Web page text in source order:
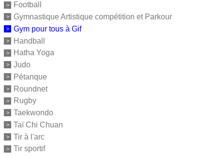
Football
Gymnastique Artistique compétition et Parkour
Gym pour tous à Gif
Handball
Hatha Yoga
Judo
Pétanque
Roundnet
Rugby
Taekwondo
Taï Chi Chuan
Tir à l'arc
Tir sportif